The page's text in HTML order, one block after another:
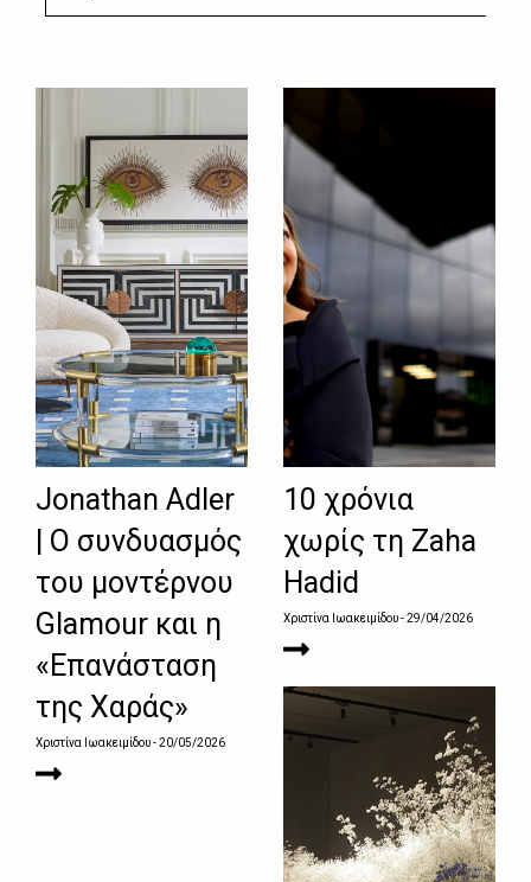
Jonathan Adler
| Ο συνδυασμός
του μοντέρνου
Glamour και η
«Επανάσταση
της Χαράς»
Χριστίνα Ιωακειμίδου- 20/05/2026
10 χρόνια
χωρίς τη Zaha
Hadid
Χριστίνα Ιωακειμίδου- 29/04/2026